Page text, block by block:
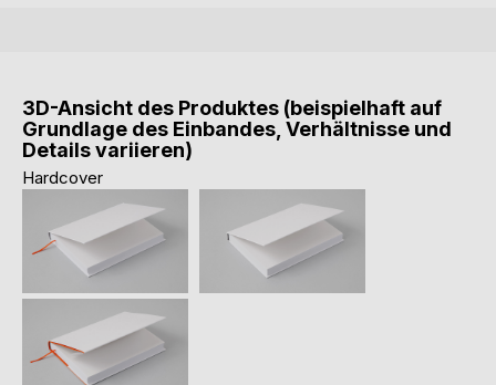
3D-Ansicht des Produktes (beispielhaft auf
Grundlage des Einbandes, Verhältnisse und
Details variieren)
Hardcover